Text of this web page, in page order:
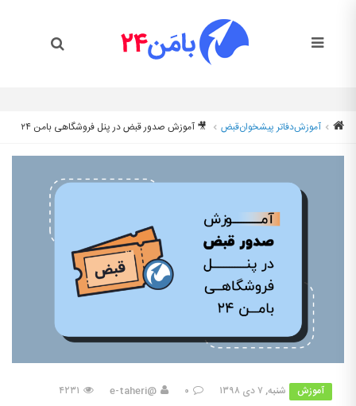
آموزشدفاتر پیشخوانقبض 🎥 آموزش صدور قبض در پنل فروشگاهی بامن ۲۴
آموزش شنبه, ۷ دی ۱۳۹۸ ۰ @e-taheri ۴۲۳۱